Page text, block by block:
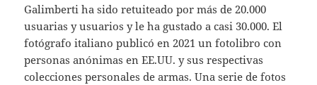
Galimberti ha sido retuiteado por más de 20.000
usuarias y usuarios y le ha gustado a casi 30.000. El
fotógrafo italiano publicó en 2021 un fotolibro con
personas anónimas en EE.UU. y sus respectivas
colecciones personales de armas. Una serie de fotos